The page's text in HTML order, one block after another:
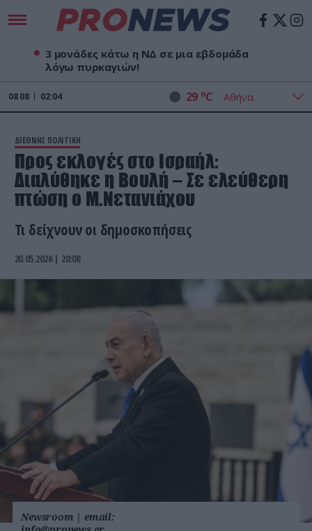
3 μονάδες κάτω η ΝΔ σε μια εβδομάδα
λόγω πυρκαγιών!
08 08 02:04 29 oC
ΔΙΕΘΝΗΣ ΠΟΛΙΤΙΚΗ
Προς εκλογές στο Ισραήλ:
Διαλύθηκε η Βουλή – Σε ελεύθερη
πτώση ο Μ.Νετανιάχου
Τι δείχνουν οι δημοσκοπήσεις
20.05.2026 | 20:08
Newsroom | email: